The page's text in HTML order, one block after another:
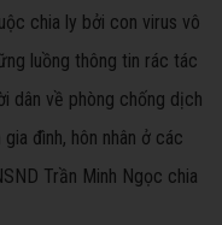
chia ly bởi con virus vô
luồng thông tin rác tác
dân về phòng chống dịch
đình, hôn nhân ở các
Trần Minh Ngọc chia